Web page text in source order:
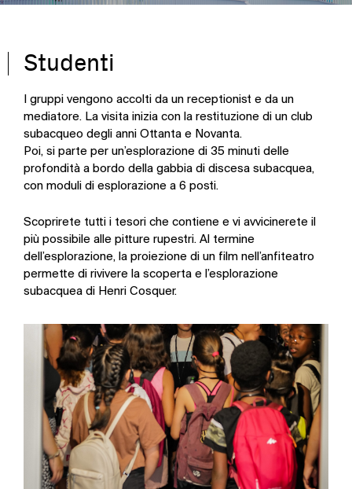
Studenti
I gruppi vengono accolti da un receptionist e da un
mediatore. La visita inizia con la restituzione di un club
subacqueo degli anni Ottanta e Novanta.
Poi, si parte per un’esplorazione di 35 minuti delle
profondità a bordo della gabbia di discesa subacquea,
con moduli di esplorazione a 6 posti.
Scoprirete tutti i tesori che contiene e vi avvicinerete il
più possibile alle pitture rupestri. Al termine
dell’esplorazione, la proiezione di un film nell’anfiteatro
permette di rivivere la scoperta e l’esplorazione
subacquea di Henri Cosquer.